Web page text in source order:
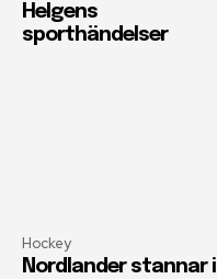
Helgens
sporthändelser
Hockey
Nordlander stannar i